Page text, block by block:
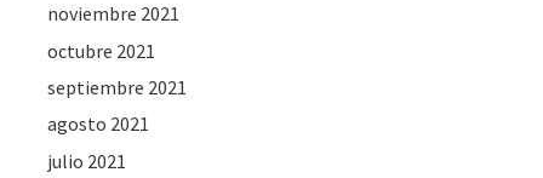
noviembre 2021
octubre 2021
septiembre 2021
agosto 2021
julio 2021